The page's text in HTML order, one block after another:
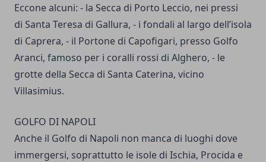
Eccone alcuni: - la Secca di Porto Leccio, nei pressi
di Santa Teresa di Gallura, - i fondali al largo dell’isola
di Caprera, - il Portone di Capofigari, presso Golfo
Aranci, famoso per i coralli rossi di Alghero, - le
grotte della Secca di Santa Caterina, vicino
Villasimius.
GOLFO DI NAPOLI
Anche il Golfo di Napoli non manca di luoghi dove
immergersi, soprattutto le isole di Ischia, Procida e